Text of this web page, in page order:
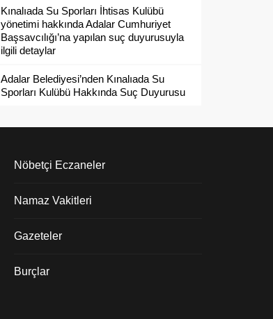
Kınalıada Su Sporları İhtisas Kulübü
yönetimi hakkında Adalar Cumhuriyet
Başsavcılığı’na yapılan suç duyurusuyla
ilgili detaylar
Adalar Belediyesi’nden Kınalıada Su
Sporları Kulübü Hakkında Suç Duyurusu
Nöbetçi Eczaneler
Namaz Vakitleri
Gazeteler
Burçlar